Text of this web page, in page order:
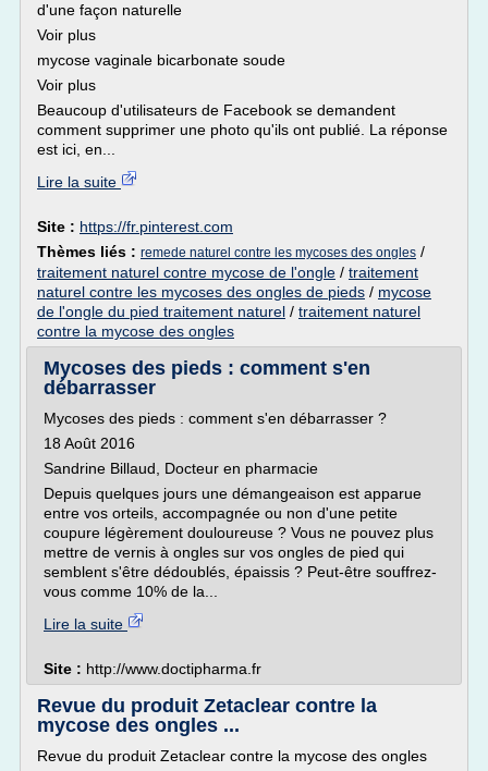
d'une façon naturelle
Voir plus
mycose vaginale bicarbonate soude
Voir plus
Beaucoup d'utilisateurs de Facebook se demandent
comment supprimer une photo qu'ils ont publié. La réponse
est ici, en...
Lire la suite
Site : https://fr.pinterest.com
Thèmes liés : remede naturel contre les mycoses des ongles /
traitement naturel contre mycose de l'ongle / traitement
naturel contre les mycoses des ongles de pieds / mycose
de l'ongle du pied traitement naturel / traitement naturel
contre la mycose des ongles
Mycoses des pieds : comment s'en
débarrasser
Mycoses des pieds : comment s'en débarrasser ?
18 Août 2016
Sandrine Billaud, Docteur en pharmacie
Depuis quelques jours une démangeaison est apparue
entre vos orteils, accompagnée ou non d'une petite
coupure légèrement douloureuse ? Vous ne pouvez plus
mettre de vernis à ongles sur vos ongles de pied qui
semblent s'être dédoublés, épaissis ? Peut-être souffrez-
vous comme 10% de la...
Lire la suite
Site : http://www.doctipharma.fr
Revue du produit Zetaclear contre la
mycose des ongles ...
Revue du produit Zetaclear contre la mycose des ongles